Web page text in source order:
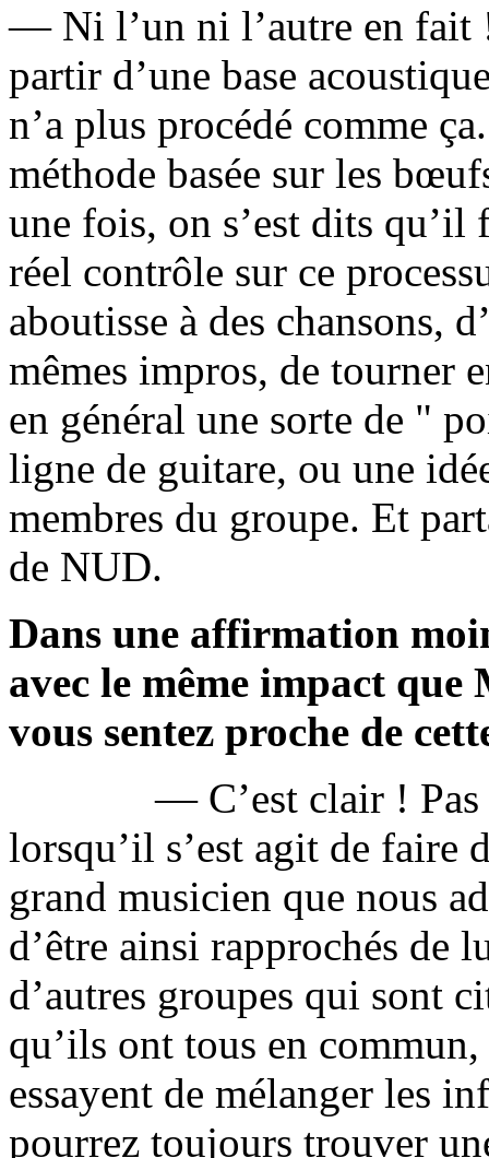
— Ni l’un ni l’autre en fait
partir d’une base
n’a plus procédé comme
méthode basée sur les
une fois, on s’est dits
réel contrôle sur ce
aboutisse à des chansons,
mêmes impros, de tourner
en général une sorte de "
ligne de guitare, ou une
membres du groupe. Et
de NUD.
Dans une affirmation
avec le même impact
vous sentez proche de
— C’est clair ! Pas
lorsqu’il s’est agit de faire
grand musicien que nous
d’être ainsi rapprochés de
d’autres groupes qui sont
qu’ils ont tous en
essayent de mélanger les
pourrez toujours trouver